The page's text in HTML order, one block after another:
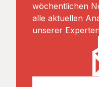
wöchentlichen
alle aktuellen
unserer